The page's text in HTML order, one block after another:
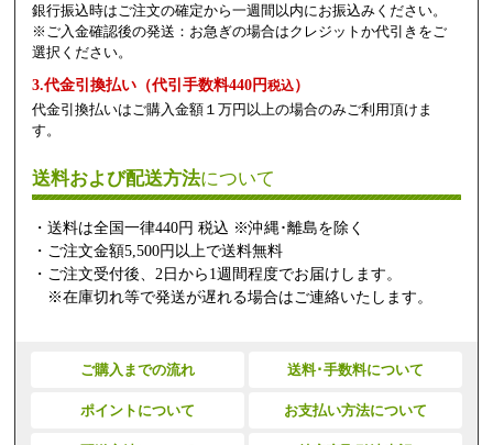
銀行振込時はご注文の確定から一週間以内にお振込みください。
※ご入金確認後の発送：お急ぎの場合はクレジットか代引きをご
選択ください。
3.代金引換払い（代引手数料440円税込）
代金引換払いはご購入金額１万円以上の場合のみご利用頂けま
す。
送料および配送方法について
・送料は全国一律440円 税込 ※沖縄･離島を除く
・ご注文金額5,500円以上で送料無料
・ご注文受付後、2日から1週間程度でお届けします。
※在庫切れ等で発送が遅れる場合はご連絡いたします。
ご購入までの流れ 送料･手数料について
ポイントについて お支払い方法について